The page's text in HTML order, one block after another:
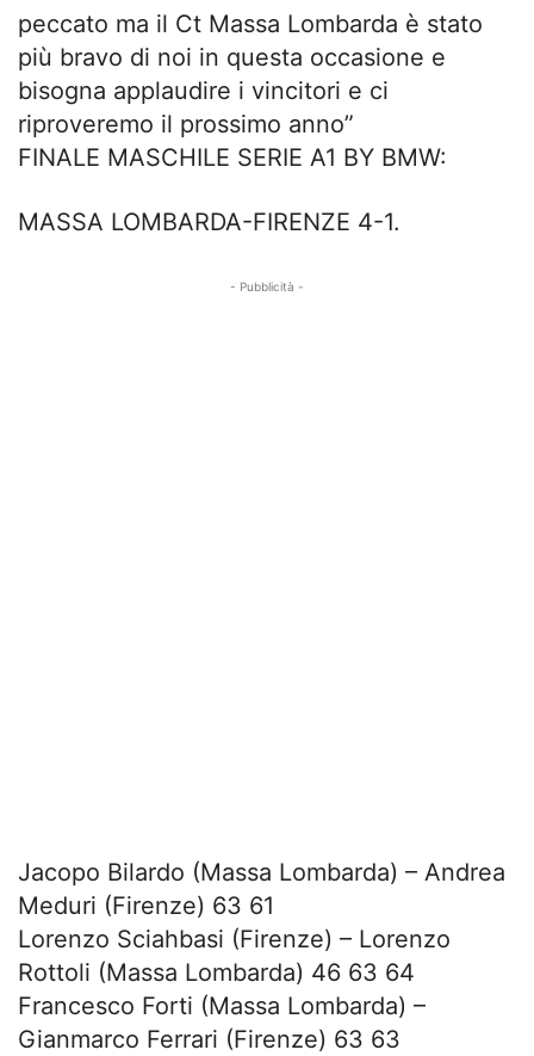
peccato ma il Ct Massa Lombarda è stato
più bravo di noi in questa occasione e
bisogna applaudire i vincitori e ci
riproveremo il prossimo anno”
FINALE MASCHILE SERIE A1 BY BMW:
MASSA LOMBARDA-FIRENZE 4-1.
- Pubblicità -
Jacopo Bilardo (Massa Lombarda) – Andrea
Meduri (Firenze) 63 61
Lorenzo Sciahbasi (Firenze) – Lorenzo
Rottoli (Massa Lombarda) 46 63 64
Francesco Forti (Massa Lombarda) –
Gianmarco Ferrari (Firenze) 63 63